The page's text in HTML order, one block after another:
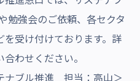
勉強会のご依頼、各セクタ
受け付けております。詳
わせください。
ナブル推進 担当：高山＞